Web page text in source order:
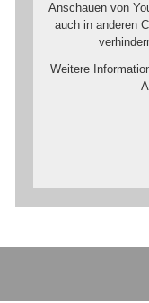
Anschauen von
auch in anderen
Weitere